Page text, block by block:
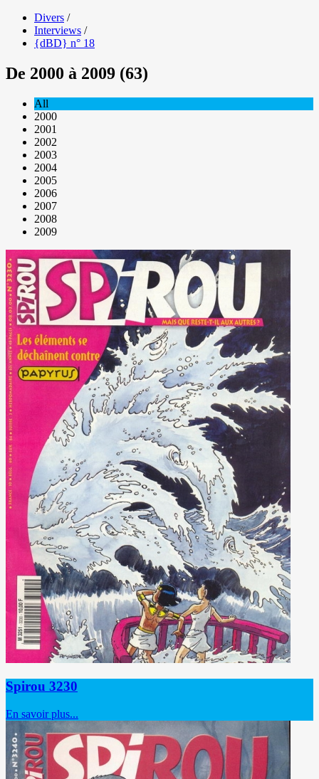
Divers /
Interviews /
{dBD} n° 18
De 2000 à 2009 (63)
All
2000
2001
2002
2003
2004
2005
2006
2007
2008
2009
Spirou 3230
En savoir plus...